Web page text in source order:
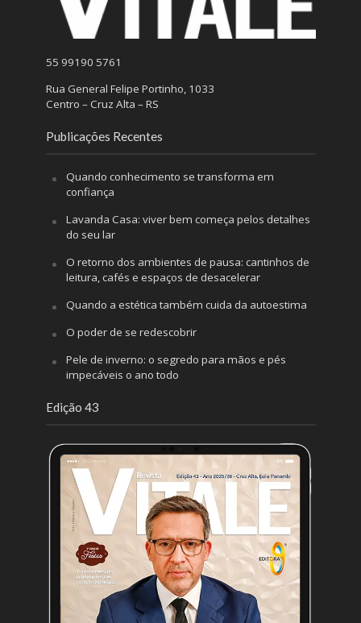
55 99190 5761
Rua General Felipe Portinho, 1033
Centro – Cruz Alta – RS
Publicações Recentes
Quando conhecimento se transforma em
confiança
Lavanda Casa: viver bem começa pelos detalhes
do seu lar
O retorno dos ambientes de pausa: cantinhos de
leitura, cafés e espaços de desacelerar
Quando a estética também cuida da autoestima
O poder de se redescobrir
Pele de inverno: o segredo para mãos e pés
impecáveis o ano todo
Edição 43